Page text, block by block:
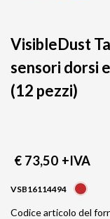
VisibleDust
sensori dorsi
(12 pezzi)
€ 73,50 +IVA
VSB16114494
Codice articolo del